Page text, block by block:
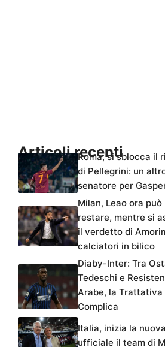
Articoli recenti
Roma, si sblocca il
di Pellegrini: un
senatore per
Milan, Leao ora può
restare, mentre si
il verdetto di
calciatori in bilico
Diaby-Inter: Tra
Tedeschi e
Arabe, la Trattativa
Complica
Italia, inizia la
ufficiale il team di